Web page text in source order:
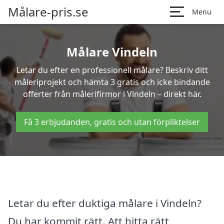
Målare-pris.se Menu
Målare Vindeln
Letar du efter en professionell målare? Beskriv ditt
måleriprojekt och hämta 3 gratis och icke bindande
offerter från målerifirmor i Vindeln – direkt här.
Få 3 erbjudanden, gratis och utan förpliktelser
Letar du efter duktiga målare i Vindeln?
Du har kommit rätt. Att hitta rätt